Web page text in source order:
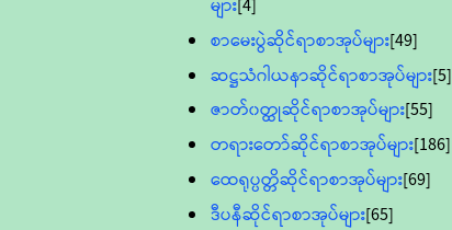
များ[4]
စာမေးပွဲဆိုင်ရာစာအုပ်များ[49]
ဆဋ္ဌသံဂါယနာဆိုင်ရာစာအုပ်များ[5]
ဇာတ်၀တ္ထုဆိုင်ရာစာအုပ်များ[55]
တရားတော်ဆိုင်ရာစာအုပ်များ[186]
ထေရုပ္ပတ္တိဆိုင်ရာစာအုပ်များ[69]
ဒီပနီဆိုင်ရာစာအုပ်များ[65]